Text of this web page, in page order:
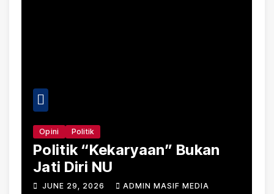
“Kekaryaan” Bukan
NU
2026 ADMIN MASIF MEDIA
Harga
Jauh
JUNE 19, 2026